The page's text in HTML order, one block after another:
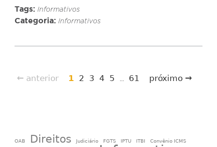
Tags: Informativos
Categoria: Informativos
← anterior 1 2 3 4 5 ... 61 próximo →
OAB Direitos Judiciário FGTS IPTU ITBI Convênio ICMS